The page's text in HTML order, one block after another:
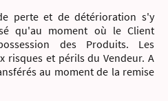
perte et de détérioration s'y
qu'au moment où le Client
des Produits. Les
risques et périls du Vendeur. A
au moment de la remise